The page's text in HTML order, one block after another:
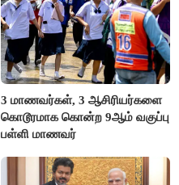
3 மாணவர்கள், 3 ஆசிரியர்களை
கொடூரமாக கொன்ற 9ஆம் வகுப்பு
பள்ளி மாணவர்